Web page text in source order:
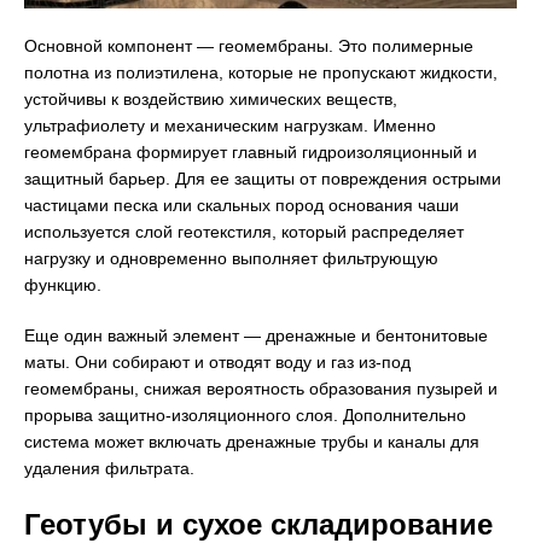
Основной компонент — геомембраны. Это полимерные
полотна из полиэтилена, которые не пропускают жидкости,
устойчивы к воздействию химических веществ,
ультрафиолету и механическим нагрузкам. Именно
геомембрана формирует главный гидроизоляционный и
защитный барьер. Для ее защиты от повреждения острыми
частицами песка или скальных пород основания чаши
используется слой геотекстиля, который распределяет
нагрузку и одновременно выполняет фильтрующую
функцию.
Еще один важный элемент — дренажные и бентонитовые
маты. Они собирают и отводят воду и газ из-под
геомембраны, снижая вероятность образования пузырей и
прорыва защитно-изоляционного слоя. Дополнительно
система может включать дренажные трубы и каналы для
удаления фильтрата.
Геотубы и сухое складирование